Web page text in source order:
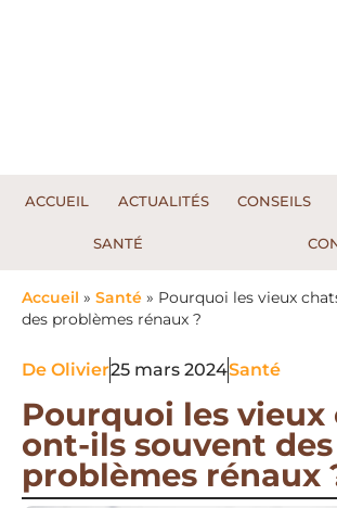
ACCUEIL ACTUALITÉS CONSEILS
SANTÉ
Accueil » Santé » Pourquoi les vieux
des problèmes rénaux ?
De Olivier25 mars 2024Santé
Pourquoi les vieux
ont-ils souvent des
problèmes rénaux